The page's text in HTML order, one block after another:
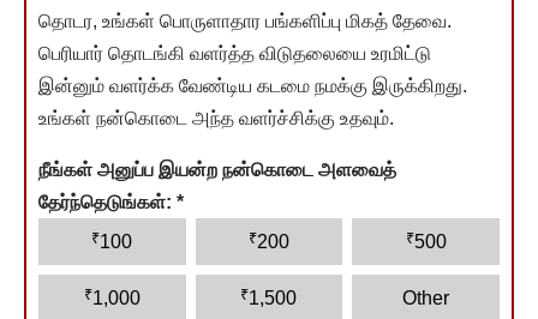
தொடர, உங்கள் பொருளாதார பங்களிப்பு மிகத் தேவை.
பெரியார் தொடங்கி வளர்த்த விடுதலையை உரமிட்டு
இன்னும் வளர்க்க வேண்டிய கடமை நமக்கு இருக்கிறது.
உங்கள் நன்கொடை அந்த வளர்ச்சிக்கு உதவும்.
நீங்கள் அனுப்ப இயன்ற நன்கொடை அளவைத்
தேர்ந்தெடுங்கள்: *
₹100 ₹200 ₹500
₹1,000 ₹1,500 Other